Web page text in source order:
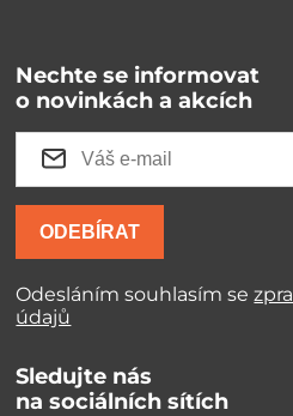
Nechte se informovat
o novinkách a akcích
ODEBÍRAT
Odesláním souhlasím se
údajů
Sledujte nás
na sociálních sítích